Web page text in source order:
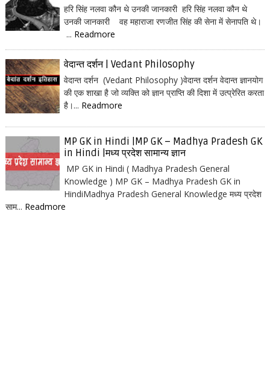
हरि सिंह नलवा कौन थे उनकी जानकारी हरि सिंह नलवा कौन थे
उनकी जानकारी वह महाराजा रणजीत सिंह की सेना में सेनापति थे।
... Readmore
वेदान्त दर्शन | Vedant Philosophy
वेदान्त दर्शन (Vedant Philosophy )वेदान्त दर्शन वेदान्त ज्ञानयोग
की एक शाखा है जो व्यक्ति को ज्ञान प्राप्ति की दिशा में उत्प्रेरित करता
है।... Readmore
MP GK in Hindi |MP GK – Madhya Pradesh GK
in Hindi |मध्य प्रदेश सामान्य ज्ञान
MP GK in Hindi ( Madhya Pradesh General
Knowledge ) MP GK – Madhya Pradesh GK in
HindiMadhya Pradesh General Knowledge मध्य प्रदेश
साम... Readmore